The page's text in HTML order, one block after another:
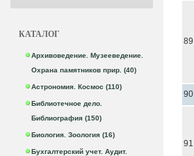
КАТАЛОГ
Архивоведение. Музееведение.
Охрана памятников прир. (40)
Астрономия. Космос (110)
Библиотечное дело.
Библиография (150)
Биология. Зоология (16)
Бухгалтерский учет. Аудит.
89
90
91